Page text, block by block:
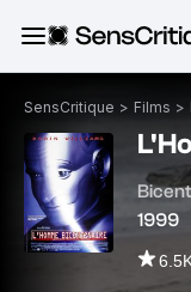
SensCritique > Films >
1999